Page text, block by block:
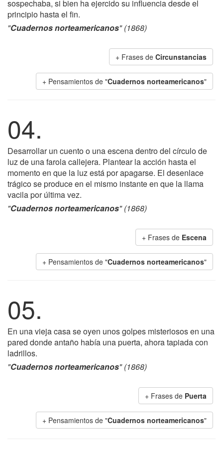
sospechaba, si bien ha ejercido su influencia desde el
principio hasta el fin.
"Cuadernos norteamericanos" (1868)
+ Frases de Circunstancias
+ Pensamientos de "Cuadernos norteamericanos"
04.
Desarrollar un cuento o una escena dentro del círculo de
luz de una farola callejera. Plantear la acción hasta el
momento en que la luz está por apagarse. El desenlace
trágico se produce en el mismo instante en que la llama
vacila por última vez.
"Cuadernos norteamericanos" (1868)
+ Frases de Escena
+ Pensamientos de "Cuadernos norteamericanos"
05.
En una vieja casa se oyen unos golpes misteriosos en una
pared donde antaño había una puerta, ahora tapiada con
ladrillos.
"Cuadernos norteamericanos" (1868)
+ Frases de Puerta
+ Pensamientos de "Cuadernos norteamericanos"